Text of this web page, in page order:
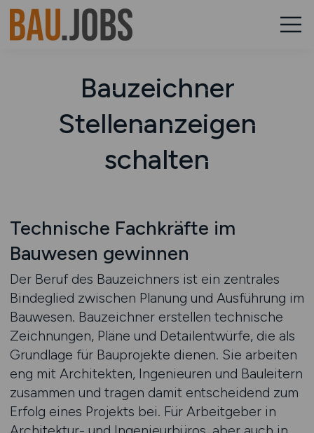
Bauzeichner
Stellenanzeigen
schalten
Technische Fachkräfte im
Bauwesen gewinnen
Der Beruf des Bauzeichners ist ein zentrales
Bindeglied zwischen Planung und Ausführung im
Bauwesen. Bauzeichner erstellen technische
Zeichnungen, Pläne und Detailentwürfe, die als
Grundlage für Bauprojekte dienen. Sie arbeiten
eng mit Architekten, Ingenieuren und Bauleitern
zusammen und tragen damit entscheidend zum
Erfolg eines Projekts bei. Für Arbeitgeber in